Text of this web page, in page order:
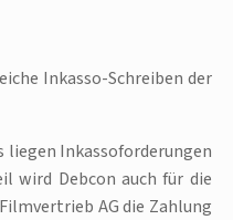
Inkasso-Schreiben der
liegen Inkassoforderungen
wird Debcon auch für die
AG die Zahlung